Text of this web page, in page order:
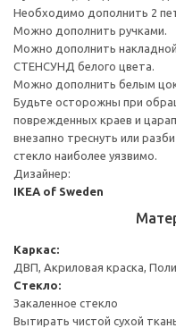
Необходимо дополнить 2
Можно дополнить ручками.
Можно дополнить
СТЕНСУНД белого цвета.
Можно дополнить белым
Будьте осторожны при
поврежденных краев и
внезапно треснуть или
стекло наиболее уязвимо.
Дизайнер:
IKEA of Sweden
Каркас:
ДВП, Акриловая краска,
Стекло:
Закаленное стекло
Вытирать чистой сухой